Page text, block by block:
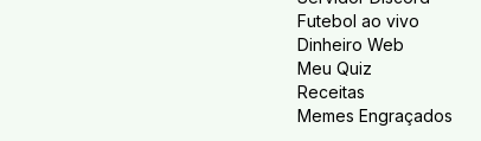
Futebol ao vivo
Dinheiro Web
Meu Quiz
Receitas
Memes Engraçados